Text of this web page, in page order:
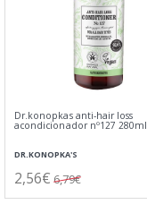
Dr.konopkas anti-hair loss
acondicionador nº127 280ml
DR.KONOPKA'S
2,56€ 6,79€